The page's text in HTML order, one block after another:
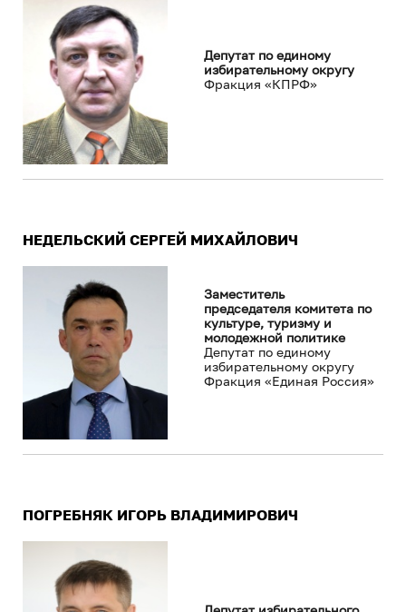
Депутат по единому
избирательному округу
Фракция «КПРФ»
НЕДЕЛЬСКИЙ СЕРГЕЙ МИХАЙЛОВИЧ
Заместитель
председателя комитета по
культуре, туризму и
молодежной политике
Депутат по единому
избирательному округу
Фракция «Единая Россия»
ПОГРЕБНЯК ИГОРЬ ВЛАДИМИРОВИЧ